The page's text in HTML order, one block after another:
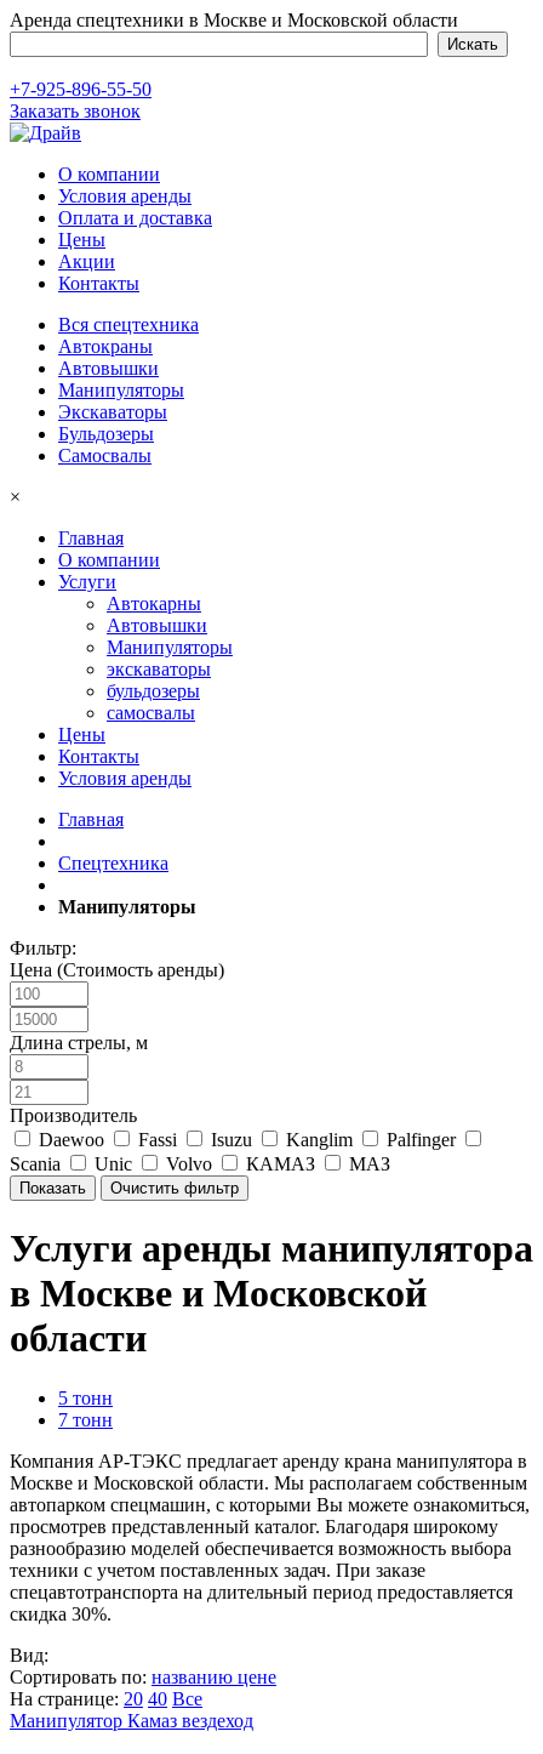
Аренда спецтехники в Москве и Московской области
+7-925-896-55-50
Заказать звонок
О компании
Условия аренды
Оплата и доставка
Цены
Акции
Контакты
Вся спецтехника
Автокраны
Автовышки
Манипуляторы
Экскаваторы
Бульдозеры
Самосвалы
×
Главная
О компании
Услуги
Автокарны
Автовышки
Манипуляторы
экскаваторы
бульдозеры
самосвалы
Цены
Контакты
Условия аренды
Главная
Спецтехника
Манипуляторы
Фильтр:
Цена (Стоимость аренды)
Длина стрелы, м
Производитель
Daewoo
Fassi Isuzu Kanglim
Palfinger
Scania
Unic Volvo КАМАЗ МАЗ
Услуги аренды манипулятора
в Москве и Московской
области
5 тонн
7 тонн
Компания АР-ТЭКС предлагает аренду крана манипулятора в
Москве и Московской области. Мы располагаем собственным
автопарком спецмашин, с которыми Вы можете ознакомиться,
просмотрев представленный каталог. Благодаря широкому
разнообразию моделей обеспечивается возможность выбора
техники с учетом поставленных задач. При заказе
спецавтотранспорта на длительный период предоставляется
скидка 30%.
Вид:
Сортировать по: названию цене
На странице: 20 40 Все
Манипулятор Камаз вездеход